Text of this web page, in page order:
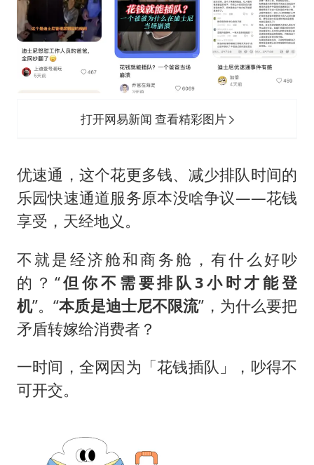
打开网易新闻 查看精彩图片
优速通，这个花更多钱、减少排队时间的
乐园快速通道服务原本没啥争议——花钱
享受，天经地义。
不就是经济舱和商务舱，有什么好吵
的？“但你不需要排队3小时才能登
机”。“本质是迪士尼不限流”，为什么要把
矛盾转嫁给消费者？
一时间，全网因为「花钱插队」，吵得不
可开交。